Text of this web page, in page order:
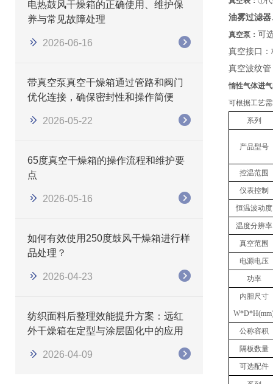
电热鼓风干燥箱的正确使用、维护保
养与常见故障处理
2026-06-16
带真空泵真空干燥箱通过管路和阀门
优化连接，确保密封性和操作简便
2026-05-22
65度真空干燥箱的操作流程和维护要
点
2026-05-16
如何有效使用250度鼓风干燥箱进行样
品处理？
2026-04-23
纺织面料后整理效能提升方案：远红
外干燥箱在定型与涂层固化中的应用
2026-04-09
油雾过滤
真空泵： 可
真空接口
真空波纹
惰性气体进
可根据工艺
系列
产品型号
控温范围
仪表控制
恒温波动度
温度分辨率
真空范围
电源电压
功率
内胆尺寸
W*D*
公称容积
隔板数量
可选配件